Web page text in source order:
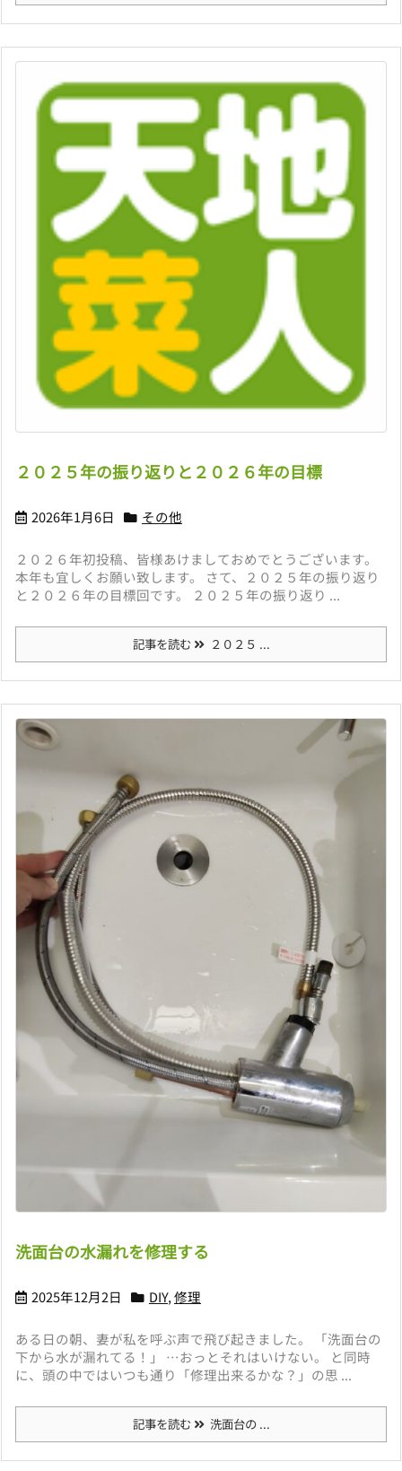
２０２５年の振り返りと２０２６年の目標
2026年1月6日 その他
２０２６年初投稿、皆様あけましておめでとうございます。
本年も宜しくお願い致します。 さて、２０２５年の振り返り
と２０２６年の目標回です。 ２０２５年の振り返り ...
記事を読む ２０２５ ...
洗面台の水漏れを修理する
2025年12月2日 DIY,修理
ある日の朝、妻が私を呼ぶ声で飛び起きました。 「洗面台の
下から水が漏れてる！」 …おっとそれはいけない。 と同時
に、頭の中ではいつも通り「修理出来るかな？」の思 ...
記事を読む 洗面台の ...